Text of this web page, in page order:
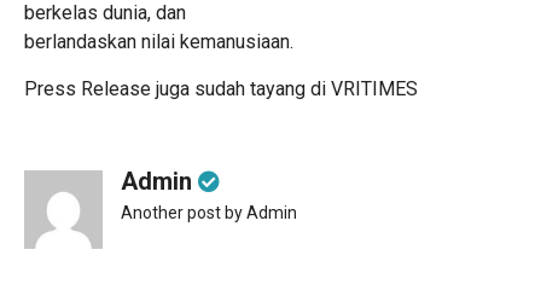
berkelas dunia, dan
berlandaskan nilai kemanusiaan.
Press Release juga sudah tayang di VRITIMES
Admin
Another post by Admin